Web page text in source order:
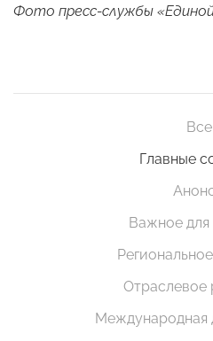
Фото пресс-службы
Все
Главные
Важное для
Отраслевое
Международная